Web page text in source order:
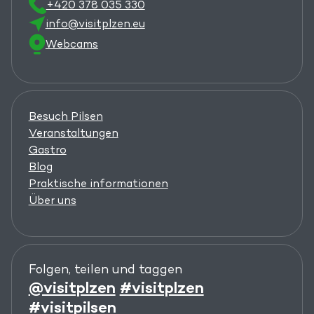
+420 378 035 330
info@visitplzen.eu
Webcams
Besuch Pilsen
Veranstaltungen
Gastro
Blog
Praktische informationen
Über uns
Folgen, teilen und taggen
@visitplzen #visitplzen
#visitpilsen